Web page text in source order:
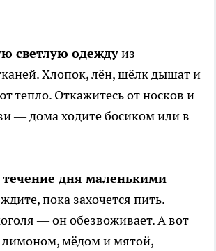
светлую одеждуиз
Хлопок, лён, шёлк дышат и
тепло. Откажитесь от носков и
— дома ходите босиком или в
течение дня маленькими
пока захочется пить.
— он обезвоживает. А вот
лимоном, мёдом и мятой,